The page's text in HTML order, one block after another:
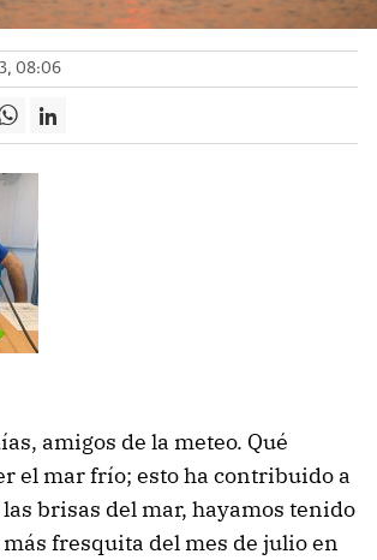
08:06
amigos de la meteo. Qué
el mar frío; esto ha contribuido a
brisas del mar, hayamos tenido
fresquita del mes de julio en